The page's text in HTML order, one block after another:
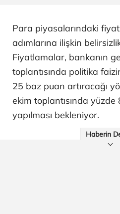
Para piyasalarındaki
adımlarına ilişkin
Fiyatlamalar, bankanın
toplantısında politika
25 baz puan artıracağı
ekim toplantısında yüzde
yapılması bekleniyor.
Haberin